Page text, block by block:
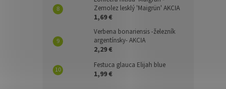
Zemolez lesklý 'Maigrün' AKCIA
1,69 €
Verbena bonariensis -železník
argentínsky- AKCIA
2,29 €
Festuca glauca Elijah blue
1,99 €